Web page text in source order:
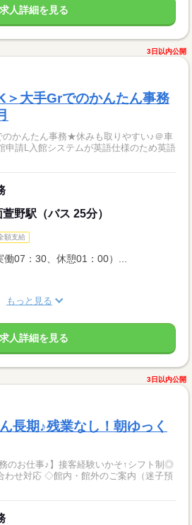
求人詳細を見る
3日以内公開
大手Grでのかんたん事務
のかんたん事務★休みも取りやすい♪＠車
野駅（バス 25分）
額支給
07：30、休憩01：00）...
もっと見る
求人詳細を見る
3日以内公開
長期♪残業なし！朝ゆっく
のお仕事♪】接客経験いかそ↑シフト制◎